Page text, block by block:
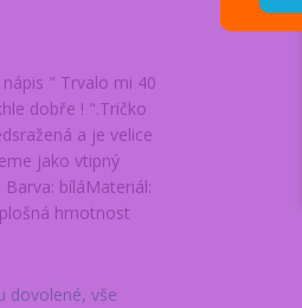
" Trvalo mi 40
dobře ! ".Tričko
a je velice
jako vtipný
bíláMateriál:
hmotnost
dovolené, vše